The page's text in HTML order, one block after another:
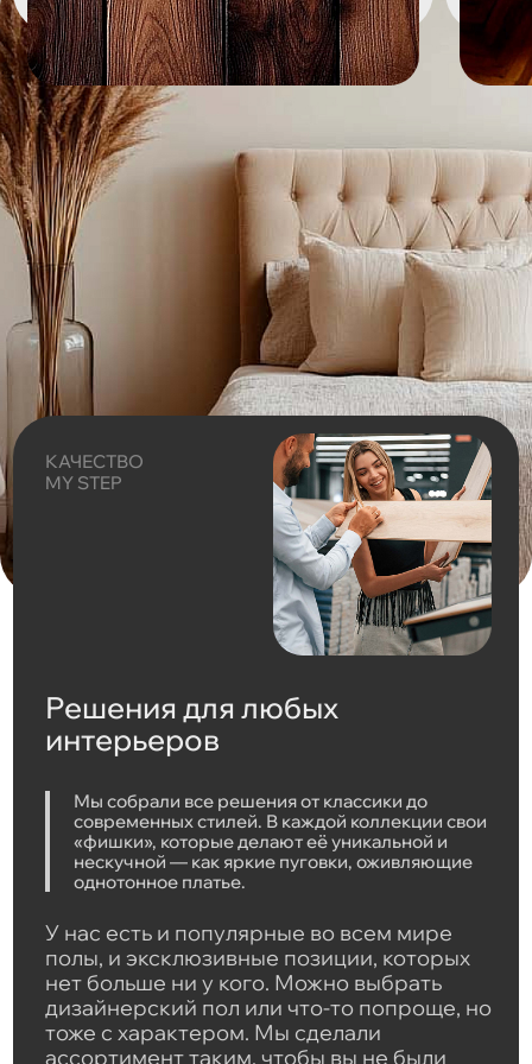
КАЧЕСТВО
MY STEP
Решения для любых
интерьеров
Мы собрали все решения от классики до
современных стилей. В каждой коллекции свои
«фишки», которые делают её уникальной и
нескучной — как яркие пуговки, оживляющие
однотонное платье.
У нас есть и популярные во всем мире
полы, и эксклюзивные позиции, которых
нет больше ни у кого. Можно выбрать
дизайнерский пол или что-то попроще, но
тоже с характером. Мы сделали
ассортимент таким, чтобы вы не были